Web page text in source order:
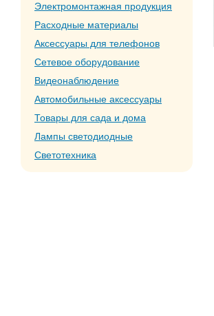
Электромонтажная продукция
Расходные материалы
Аксессуары для телефонов
Сетевое оборудование
Видеонаблюдение
Автомобильные аксессуары
Товары для сада и дома
Лампы светодиодные
Светотехника